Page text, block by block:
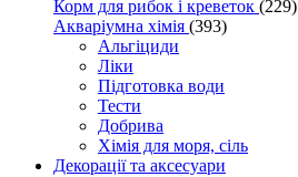
Корм для рибок і креветок (229)
Акваріумна хімія (393)
Альгіциди
Ліки
Підготовка води
Тести
Добрива
Хімія для моря, сіль
Декорації та аксесуари